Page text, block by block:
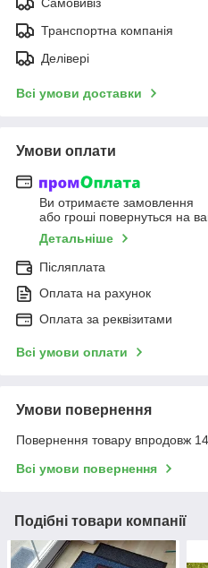
Транспортна компанія
Делівері
Всі умови доставки
Умови оплати
Ви отримаєте замовлення
або гроші повернуться на
Детальніше
Післяплата
Оплата на рахунок
Оплата за реквізитами
Всі умови оплати
Умови повернення
Повернення товару впродовж
Всі умови повернення
Подібні товари компанії